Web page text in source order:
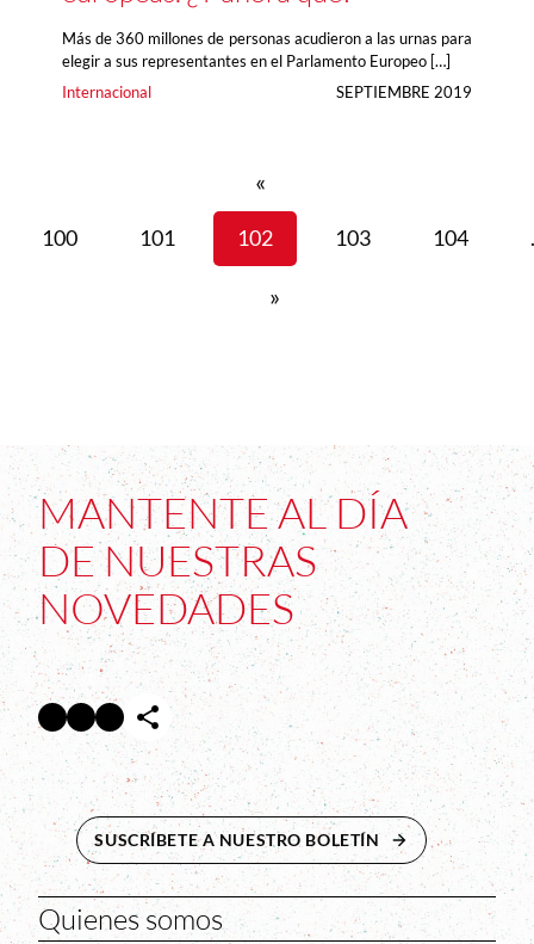
Más de 360 millones de personas acudieron a las urnas para
elegir a sus representantes en el Parlamento Europeo […]
Internacional
SEPTIEMBRE 2019
«
100 101 102 103 104
»
MANTENTE AL DÍA
DE NUESTRAS
NOVEDADES
Facebook Abre en nueva ventana
Twitter Abre en nueva ventana
InstagramAbre en nueva ventana
SUSCRÍBETE A NUESTRO BOLETÍN ABRE EN NUEVA
Quienes somos